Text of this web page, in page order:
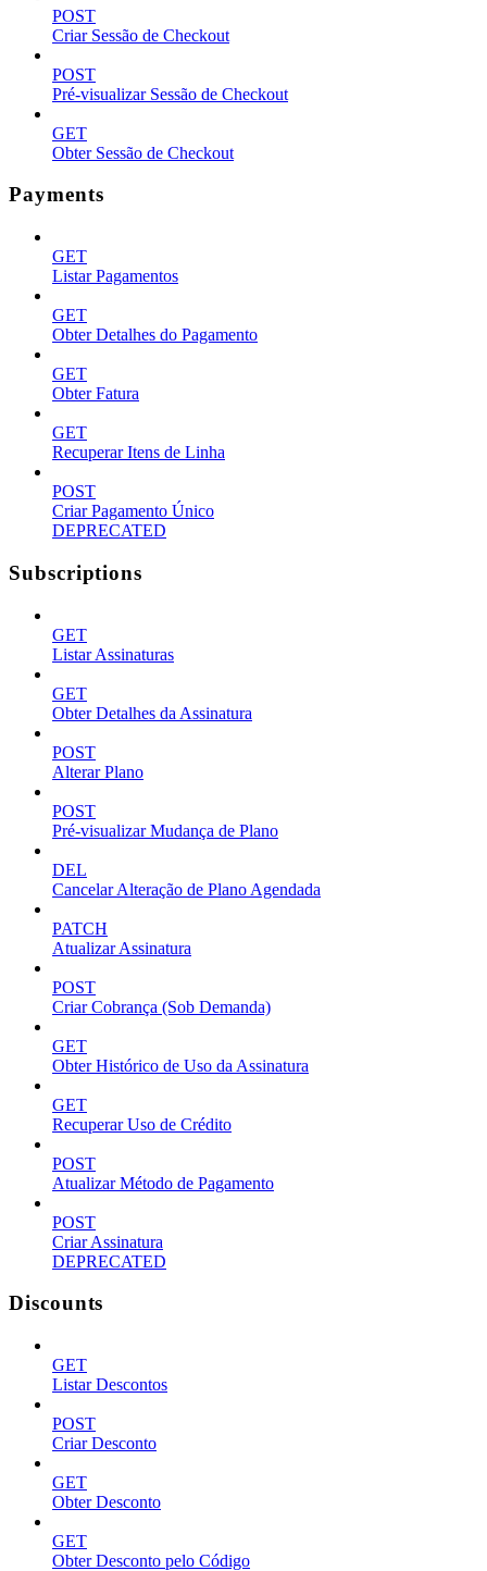
POST
Criar Sessão de Checkout
POST
Pré-visualizar Sessão de Checkout
GET
Obter Sessão de Checkout
Payments
GET
Listar Pagamentos
GET
Obter Detalhes do Pagamento
GET
Obter Fatura
GET
Recuperar Itens de Linha
POST
Criar Pagamento Único
DEPRECATED
Subscriptions
GET
Listar Assinaturas
GET
Obter Detalhes da Assinatura
POST
Alterar Plano
POST
Pré-visualizar Mudança de Plano
DEL
Cancelar Alteração de Plano Agendada
PATCH
Atualizar Assinatura
POST
Criar Cobrança (Sob Demanda)
GET
Obter Histórico de Uso da Assinatura
GET
Recuperar Uso de Crédito
POST
Atualizar Método de Pagamento
POST
Criar Assinatura
DEPRECATED
Discounts
GET
Listar Descontos
POST
Criar Desconto
GET
Obter Desconto
GET
Obter Desconto pelo Código